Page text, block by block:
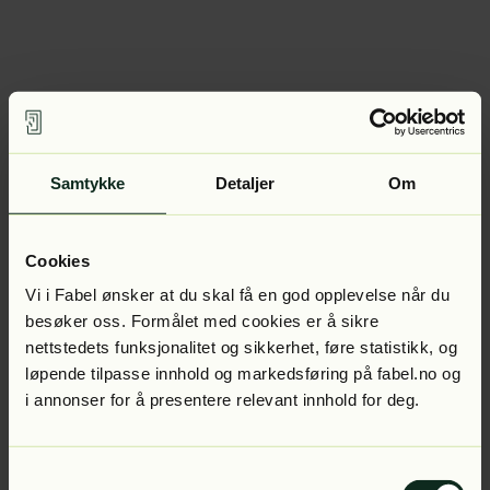
Samtykke Detaljer Om
Cookies
Vi i Fabel ønsker at du skal få en god opplevelse når du
besøker oss. Formålet med cookies er å sikre
nettstedets funksjonalitet og sikkerhet, føre statistikk, og
løpende tilpasse innhold og markedsføring på fabel.no og
i annonser for å presentere relevant innhold for deg.